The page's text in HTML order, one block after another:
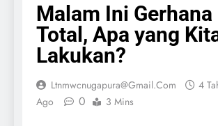
Malam Ini Gerhana
Total, Apa yang
Lakukan?
Ltnmwcnugapura@gmail.com
4
Ago
0 3 Mins